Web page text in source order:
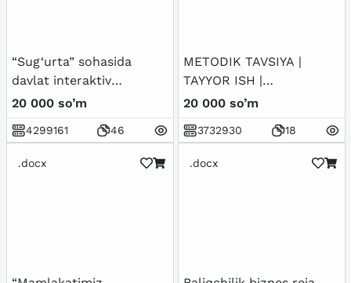
“Sug‘urta” sohasida
davlat interaktiv
xizmatlarini
loyihalashtirish
Mavzusidagi Loyiha ishi
20 000 so’m
4299161 46
METODIK TAVSIYA |
TAYYOR ISH |
O‘quvchilarning ta’limdagi
muvaffaqiyatini
ta’minlash mexanizmi (3-
4-sinflar misolida)
20 000 so’m
3732930 18
.docx .docx